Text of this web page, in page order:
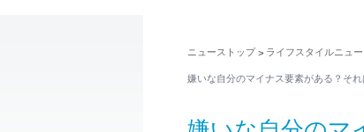
ニューストップ > ライフスタイルニュー
嫌いな自分のマイナス要素がある？そ